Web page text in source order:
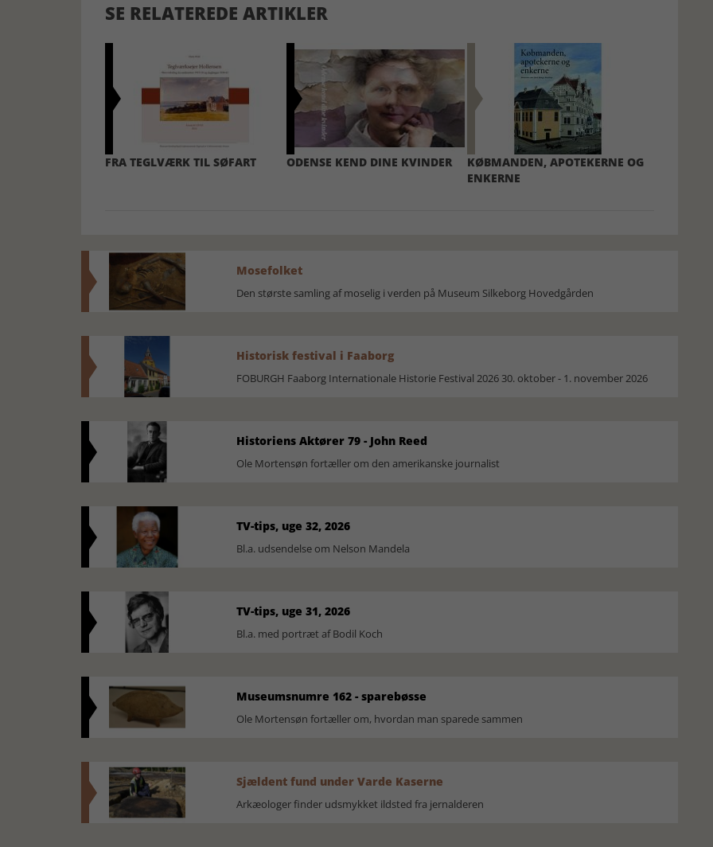
SE RELATEREDE ARTIKLER
FRA TEGLVÆRK TIL SØFART ODENSE KEND DINE KVINDER
KØBMANDEN, APOTEKERNE OG
ENKERNE
Mosefolket
Den største samling af moselig i verden på Museum Silkeborg Hovedgården
Historisk festival i Faaborg
FOBURGH Faaborg Internationale Historie Festival 2026 30. oktober - 1. november 2026
Historiens Aktører 79 - John Reed
Ole Mortensøn fortæller om den amerikanske journalist
TV-tips, uge 32, 2026
Bl.a. udsendelse om Nelson Mandela
TV-tips, uge 31, 2026
Bl.a. med portræt af Bodil Koch
Museumsnumre 162 - sparebøsse
Ole Mortensøn fortæller om, hvordan man sparede sammen
Sjældent fund under Varde Kaserne
Arkæologer finder udsmykket ildsted fra jernalderen